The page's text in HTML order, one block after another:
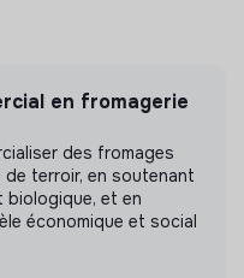
de mesure
en fromagerie
des fromages
terroir, en soutenant
biologique, et en
économique et social